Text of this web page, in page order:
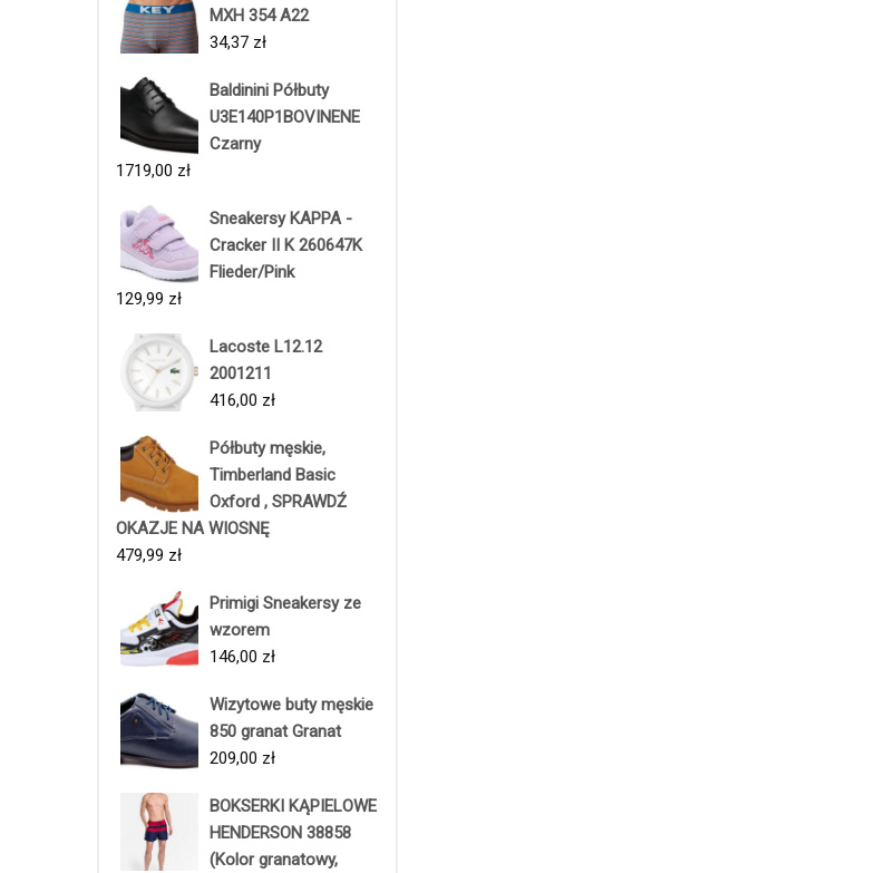
MXH 354 A22
34,37 zł
Baldinini Półbuty
U3E140P1BOVINENE
Czarny
1719,00 zł
Sneakersy KAPPA -
Cracker II K 260647K
Flieder/Pink
129,99 zł
Lacoste L12.12
2001211
416,00 zł
Półbuty męskie,
Timberland Basic
Oxford , SPRAWDŹ
OKAZJE NA WIOSNĘ
479,99 zł
Primigi Sneakersy ze
wzorem
146,00 zł
Wizytowe buty męskie
850 granat Granat
209,00 zł
BOKSERKI KĄPIELOWE
HENDERSON 38858
(Kolor granatowy,